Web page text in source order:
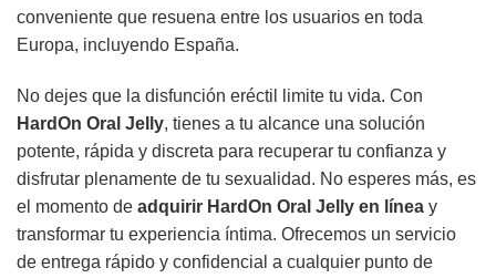
conveniente que resuena entre los usuarios en toda
Europa, incluyendo España.
No dejes que la disfunción eréctil limite tu vida. Con
HardOn Oral Jelly, tienes a tu alcance una solución
potente, rápida y discreta para recuperar tu confianza y
disfrutar plenamente de tu sexualidad. No esperes más, es
el momento de adquirir HardOn Oral Jelly en línea y
transformar tu experiencia íntima. Ofrecemos un servicio
de entrega rápido y confidencial a cualquier punto de